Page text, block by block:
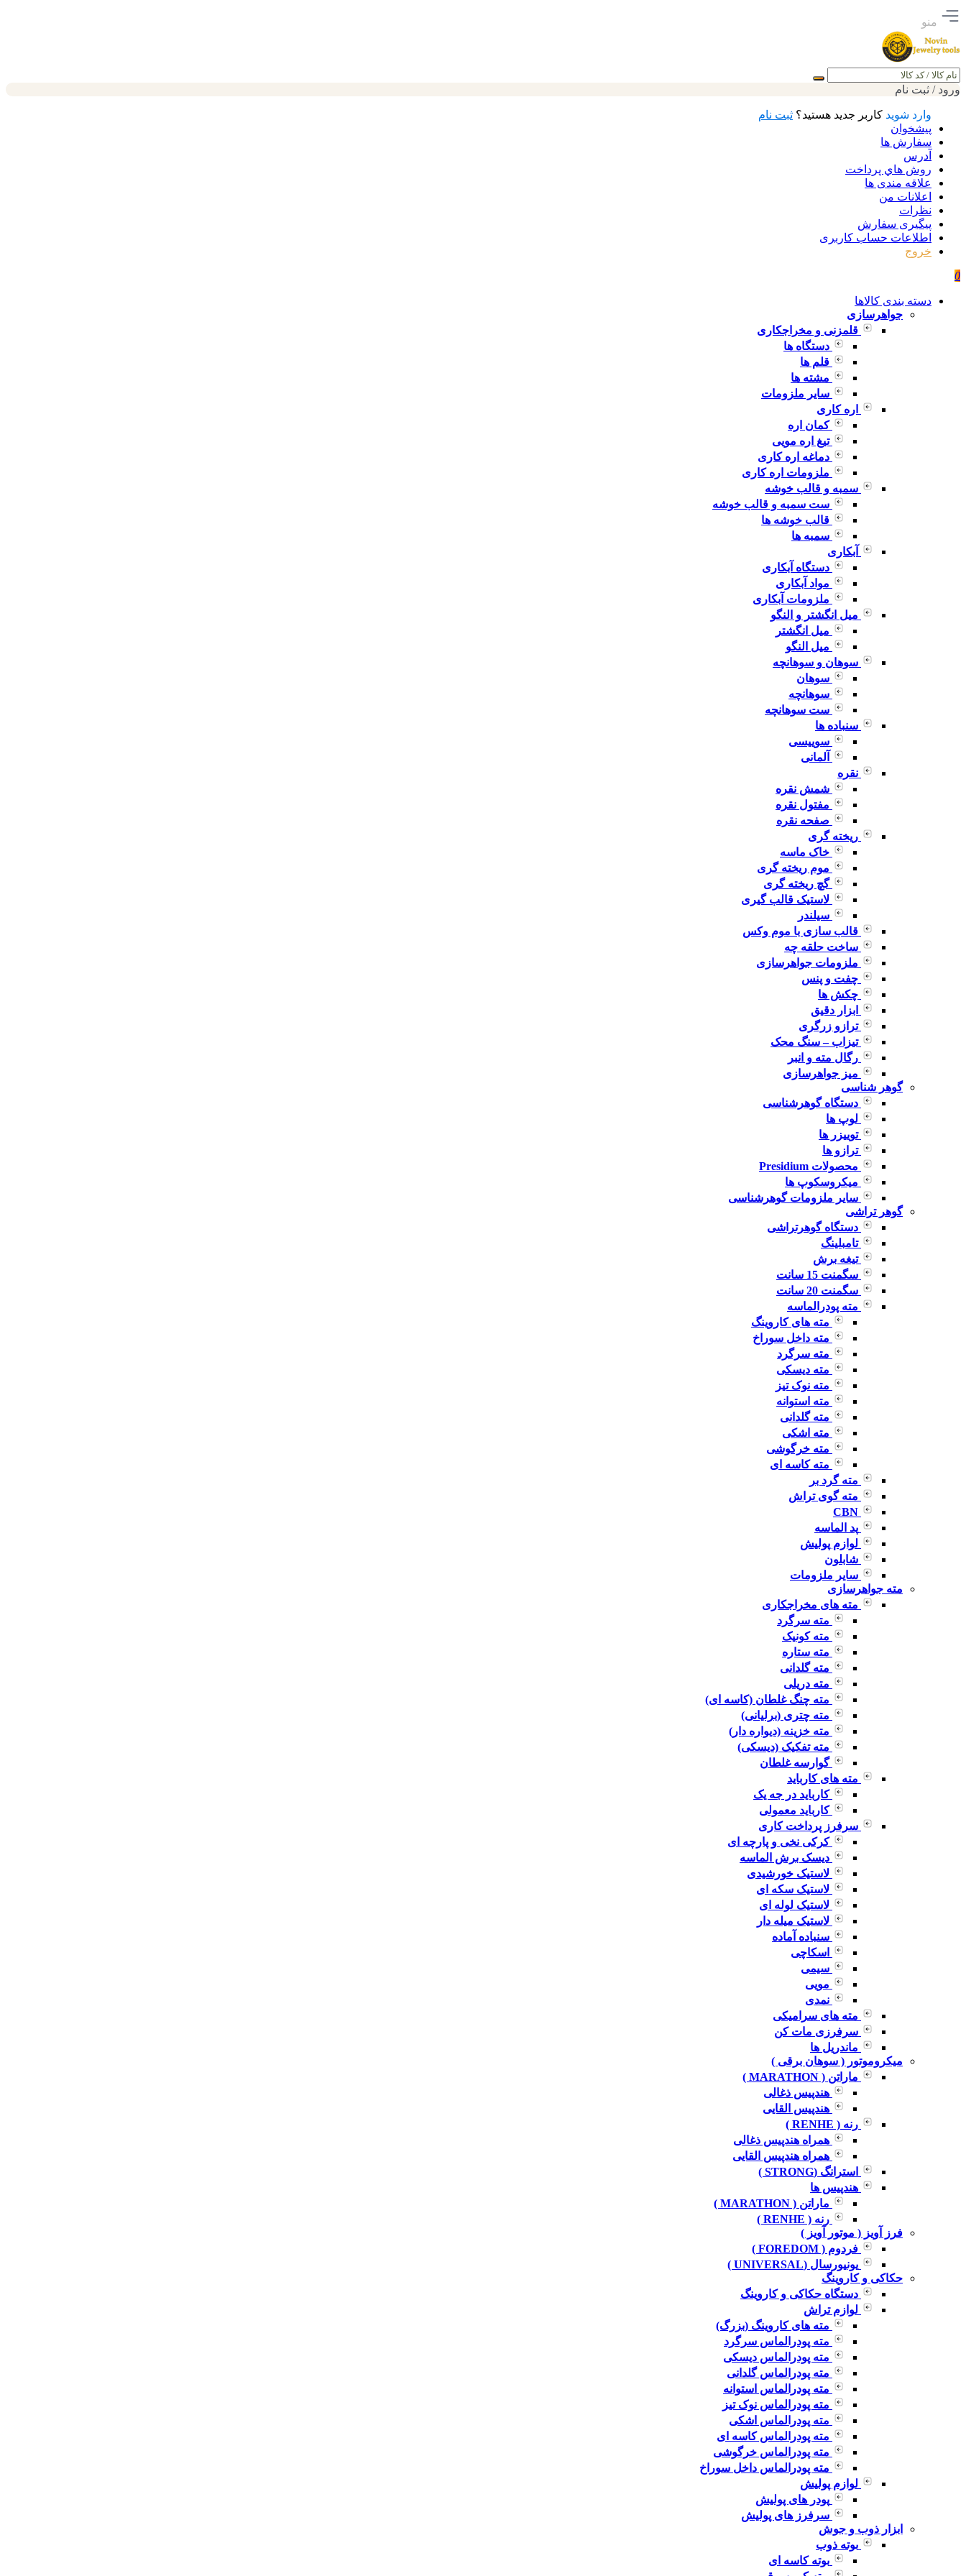
منو
جستجو
ورود / ثبت نام
وارد شوید کاربر جدید هستید؟ ثبت نام
پیشخوان
سفارش ها
آدرس
روش هاي پرداخت
علاقه مندی ها
اعلانات من
نظرات
پیگیری سفارش
اطلاعات حساب كاربری
خروج
0
دسته بندی کالاها
جواهرسازی
قلمزنی و مخراجکاری
دستگاه ها
قلم ها
مشته ها
سایر ملزومات
اره کاری
کمان اره
تیغ اره مویی
دماغه اره کاری
ملزومات اره کاری
سمبه و قالب خوشه
ست سمبه و قالب خوشه
قالب خوشه ها
سمبه ها
آبکاری
دستگاه آبکاری
مواد آبکاری
ملزومات آبکاری
میل انگشتر و النگو
میل انگشتر
میل النگو
سوهان و سوهانچه
سوهان
سوهانچه
ست سوهانچه
سنباده ها
سوییسی
آلمانی
نقره
شمش نقره
مفتول نقره
صفحه نقره
ریخته گری
خاک ماسه
موم ریخته گری
گچ ریخته گری
لاستیک قالب گیری
سیلندر
قالب سازی با موم وکس
ساخت حلقه چه
ملزومات جواهرسازی
چفت و پنس
چکش ها
ابزار دقیق
ترازو زرگری
تیزاب – سنگ محک
رگال مته و انبر
میز جواهرسازی
گوهر شناسی
دستگاه گوهرشناسی
لوپ ها
توییزر ها
ترازو ها
محصولات Presidium
میکروسکوپ ها
سایر ملزومات گوهرشناسی
گوهر تراشی
دستگاه گوهرتراشی
تامبلینگ
تیغه برش
سگمنت 15 سانت
سگمنت 20 سانت
مته پودرالماسه
مته های کاروینگ
مته داخل سوراخ
مته سرگرد
مته دیسکی
مته نوک تیز
مته استوانه
مته گلدانی
مته اشکی
مته خرگوشی
مته کاسه ای
مته گرد بر
مته گوی تراش
CBN
پد الماسه
لوازم پولیش
شابلون
سایر ملزومات
مته جواهرسازی
مته های مخراجکاری
مته سرگرد
مته کونیک
مته ستاره
مته گلدانی
مته دریلی
مته چنگ غلطان (کاسه ای)
مته چتری (برلیانی)
مته خزینه (دیواره دار)
مته تفکیک (دیسکی)
گوارسه غلطان
مته های کارباید
کارباید در جه یک
کارباید معمولی
سرفرز پرداخت کاری
کرکی نخی و پارچه ای
دیسک برش الماسه
لاستیک خورشیدی
لاستیک سکه ای
لاستیک لوله ای
لاستیک میله دار
سنباده آماده
اسکاچی
سیمی
مویی
نمدی
مته های سرامیکی
سرفرزی مات کن
ماندریل ها
میکروموتور ( سوهان برقی )
ماراتن ( MARATHON )
هندپیس ذغالی
هندپیس القایی
رنه ( RENHE )
همراه هندپیس ذغالی
همراه هندپیس القایی
استرانگ (STRONG )
هندپیس ها
ماراتن ( MARATHON )
رنه ( RENHE )
فرز آویز ( موتور آویز )
فردوم ( FOREDOM )
یونیورسال (UNIVERSAL )
حکاکی و کاروینگ
دستگاه حکاکی و کاروینگ
لوازم تراش
مته های کاروینگ (بزرگ)
مته پودرالماس سرگرد
مته پودرالماس دیسکی
مته پودرالماس گلدانی
مته پودرالماس استوانه
مته پودرالماس نوک تیز
مته پودرالماس اشکی
مته پودرالماس کاسه ای
مته پودرالماس خرگوشی
مته پودرالماس داخل سوراخ
لوازم پولیش
پودر های پولیش
سرفرز های پولیش
ابزار ذوب و جوش
بوته ذوب
بوته کاسه ای